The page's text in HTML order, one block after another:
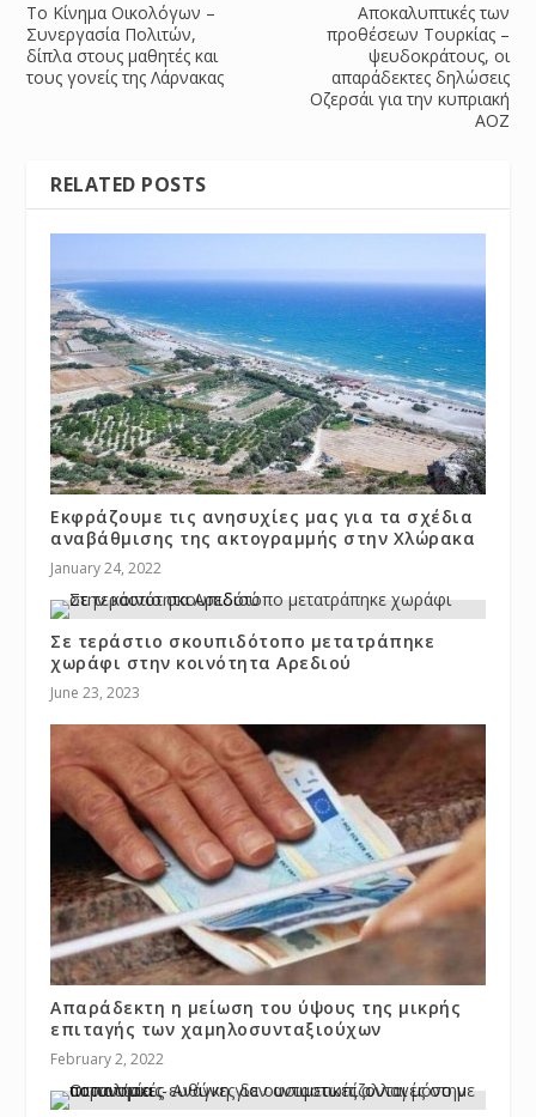
Το Κίνημα Οικολόγων –
Συνεργασία Πολιτών,
δίπλα στους μαθητές και
τους γονείς της Λάρνακας
Αποκαλυπτικές των
προθέσεων Τουρκίας –
ψευδοκράτους, οι
απαράδεκτες δηλώσεις
Οζερσάι για την κυπριακή
ΑΟΖ
RELATED POSTS
Εκφράζουμε τις ανησυχίες μας για τα σχέδια
αναβάθμισης της ακτογραμμής στην Χλώρακα
January 24, 2022
Σε τεράστιο σκουπιδότοπο μετατράπηκε
χωράφι στην κοινότητα Αρεδιού
June 23, 2023
Απαράδεκτη η μείωση του ύψους της μικρής
επιταγής των χαμηλοσυνταξιούχων
February 2, 2022